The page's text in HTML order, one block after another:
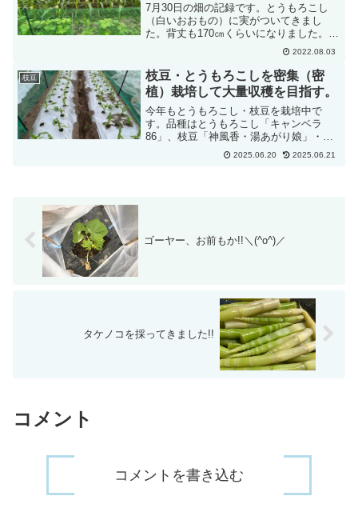
7月30日の畑の記録です。とうもろこし
（白いおおもの）に実がついてきまし
た。背丈も170㎝くらいになりました。雑
草については見えないことになっていま
す。今回は2段目以降をヤングコーンとし
てしっかり採って、大きなトウモロコシ
を収穫したい。😍結...
2022.08.03
枝豆
枝豆・とうもろこしを密集（密
植）栽培して大量収穫を目指す。
今年もとうもろこし・枝豆を栽培中で
す。品種はとうもろこし「キャンベラ
86」、枝豆「神風香・湯あがり娘」・
「黒えだまめ黒錦」夏の主食を枝豆にし
て、ダイエットをするつもり。やせるつ
2025.06.20 2025.06.21
ゴーヤー、お前もか!!＼(^o^)／
タケノコを採ってきました!!
コメント
コメントを書き込む